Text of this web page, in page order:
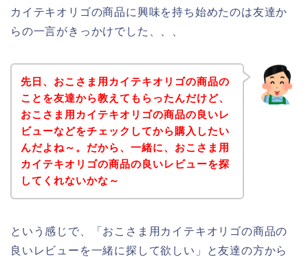
カイテキオリゴの商品に興味を持ち始めたのは友達か
らの一言がきっかけでした、、、
先日、おこさま用カイテキオリゴの商品の
ことを友達から教えてもらったんだけど、
おこさま用カイテキオリゴの商品の良いレ
ビューなどをチェックしてから購入したい
んだよね～。だから、一緒に、おこさま用
カイテキオリゴの商品の良いレビューを探
してくれないかな～
という感じで、「おこさま用カイテキオリゴの商品の
良いレビューを一緒に探して欲しい」と友達の方から